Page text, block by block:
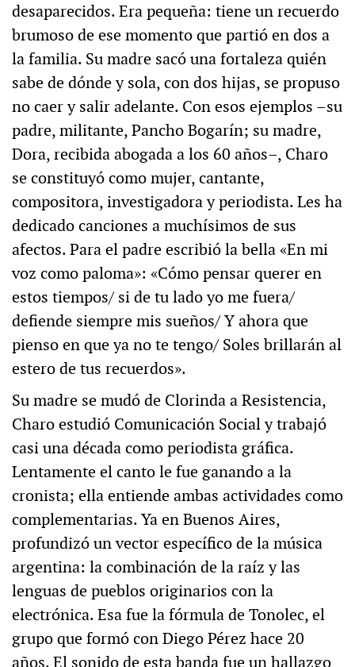
desaparecidos. Era pequeña: tiene un recuerdo
brumoso de ese momento que partió en dos a
la familia. Su madre sacó una fortaleza quién
sabe de dónde y sola, con dos hijas, se propuso
no caer y salir adelante. Con esos ejemplos –su
padre, militante, Pancho Bogarín; su madre,
Dora, recibida abogada a los 60 años–, Charo
se constituyó como mujer, cantante,
compositora, investigadora y periodista. Les ha
dedicado canciones a muchísimos de sus
afectos. Para el padre escribió la bella «En mi
voz como paloma»: «Cómo pensar querer en
estos tiempos/ si de tu lado yo me fuera/
defiende siempre mis sueños/ Y ahora que
pienso en que ya no te tengo/ Soles brillarán al
estero de tus recuerdos».
Su madre se mudó de Clorinda a Resistencia,
Charo estudió Comunicación Social y trabajó
casi una década como periodista gráfica.
Lentamente el canto le fue ganando a la
cronista; ella entiende ambas actividades como
complementarias. Ya en Buenos Aires,
profundizó un vector específico de la música
argentina: la combinación de la raíz y las
lenguas de pueblos originarios con la
electrónica. Esa fue la fórmula de Tonolec, el
grupo que formó con Diego Pérez hace 20
años. El sonido de esta banda fue un hallazgo